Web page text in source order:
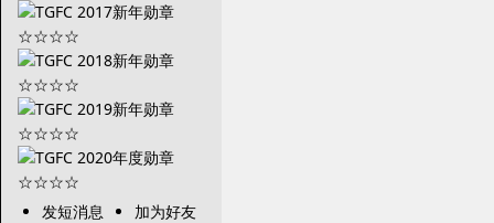
发短消息
加为好友